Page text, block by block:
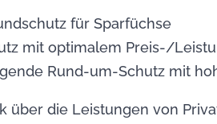
für Sparfüchse
mit optimalem Preis-/
Rund-um-Schutz mit
über die Leistungen von